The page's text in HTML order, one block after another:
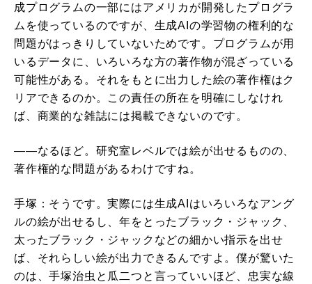
成プログラムの一部にはアメリカが開発したプログラ
ムを使っているのですが、生成AIの学習物の権利的な
問題がはっきりしていないためです。プログラムが用
いるデータに、いろいろな方の著作物が混ざっている
可能性がある。それをもとに出力した絵の著作権はク
リアできるのか。この責任の所在を明確にしなけれ
ば、商業的な雑誌には掲載できないのです。
――なるほど。研究室レベルでは絵が出せるものの、
著作権的な問題があるわけですね。
手塚：そうです。実際には生成AIはいろいろなアング
ルの絵が出せるし、年をとったブラック・ジャック、
太ったブラック・ジャックなどの細かい指示を出せ
ば、それらしい絵が出力できるんですよ。僕が驚いた
のは、手塚治虫と瓜二つと言っていいほど、忠実な線